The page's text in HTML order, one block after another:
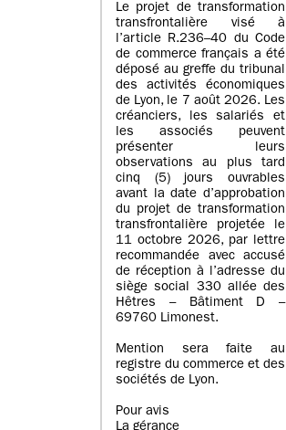
Le projet de transformation
transfrontalière visé à
l’article R.236–40 du Code
de commerce français a été
déposé au greffe du tribunal
des activités économiques
de Lyon, le 7 août 2026. Les
créanciers, les salariés et
les associés peuvent
présenter leurs
observations au plus tard
cinq (5) jours ouvrables
avant la date d’approbation
du projet de transformation
transfrontalière projetée le
11 octobre 2026, par lettre
recommandée avec accusé
de réception à l’adresse du
siège social 330 allée des
Hêtres – Bâtiment D –
69760 Limonest.
Mention sera faite au
registre du commerce et des
sociétés de Lyon.
Pour avis